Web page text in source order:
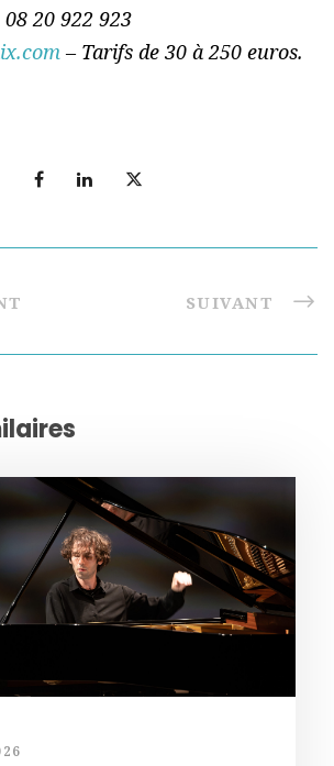
20 922 923
– Tarifs de 30 à 250 euros.
SUIVANT